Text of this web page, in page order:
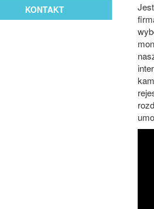
KONTAKT